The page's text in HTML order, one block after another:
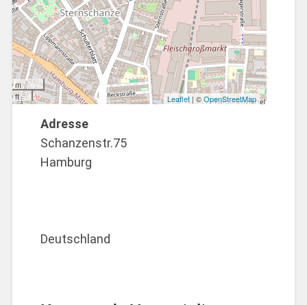
200 m
500 ft
Leaflet| ©OpenStreetMap
Adresse
Schanzenstr.75
Hamburg
Deutschland